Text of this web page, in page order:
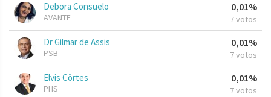
Debora Consuelo
AVANTE
0,01%
7 votos
Dr Gilmar de Assis
PSB
0,01%
7 votos
Elvis Côrtes
PHS
0,01%
7 votos